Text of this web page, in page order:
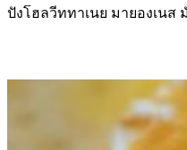
ปังโฮลวีททาเนย มายองเนส